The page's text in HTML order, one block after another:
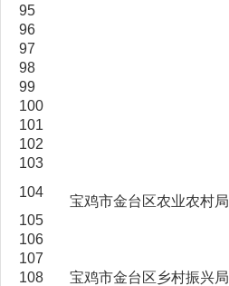
95
96
97
98
99
100
101
102
宝鸡市金台区农业农村局
103
104
105
106
107
108
宝鸡市金台区乡村振兴局